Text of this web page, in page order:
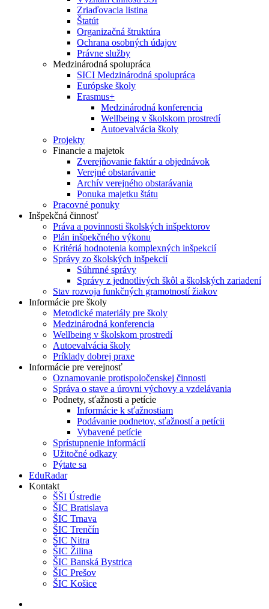
Zriaďovacia listina
Štatút
Organizačná štruktúra
Ochrana osobných údajov
Právne služby
Medzinárodná spolupráca
SICI Medzinárodná spolupráca
Európske školy
Erasmus+
Medzinárodná konferencia
Wellbeing v školskom prostredí
Autoevalvácia školy
Projekty
Financie a majetok
Zverejňovanie faktúr a objednávok
Verejné obstarávanie
Archív verejného obstarávania
Ponuka majetku štátu
Pracovné ponuky
Inšpekčná činnosť
Práva a povinnosti školských inšpektorov
Plán inšpekčného výkonu
Kritériá hodnotenia komplexných inšpekcií
Správy zo školských inšpekcií
Súhrnné správy
Správy z jednotlivých škôl a školských zariadení
Stav rozvoja funkčných gramotností žiakov
Informácie pre školy
Metodické materiály pre školy
Medzinárodná konferencia
Wellbeing v školskom prostredí
Autoevalvácia školy
Príklady dobrej praxe
Informácie pre verejnosť
Oznamovanie protispoločenskej činnosti
Správa o stave a úrovni výchovy a vzdelávania
Podnety, sťažnosti a petície
Informácie k sťažnostiam
Podávanie podnetov, sťažností a petícii
Vybavené petície
Sprístupnenie informácií
Užitočné odkazy
Pýtate sa
EduRadar
Kontakt
ŠŠI Ústredie
ŠIC Bratislava
ŠIC Trnava
ŠIC Trenčín
ŠIC Nitra
ŠIC Žilina
ŠIC Banská Bystrica
ŠIC Prešov
ŠIC Košice